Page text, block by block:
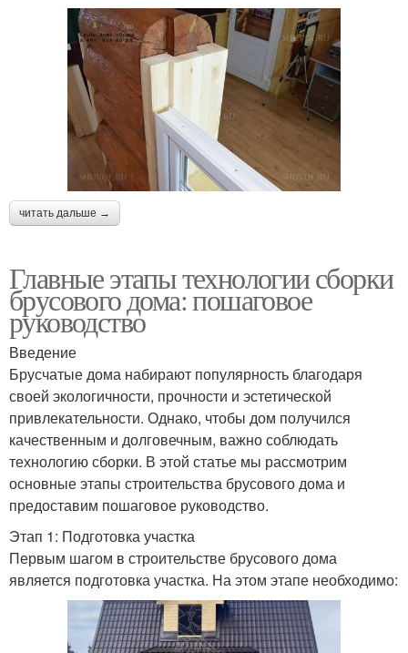
читать дальше →
Главные этапы технологии сборки
брусового дома: пошаговое
руководство
Введение
Брусчатые дома набирают популярность благодаря
своей экологичности, прочности и эстетической
привлекательности. Однако, чтобы дом получился
качественным и долговечным, важно соблюдать
технологию сборки. В этой статье мы рассмотрим
основные этапы строительства брусового дома и
предоставим пошаговое руководство.
Этап 1: Подготовка участка
Первым шагом в строительстве брусового дома
является подготовка участка. На этом этапе необходимо: